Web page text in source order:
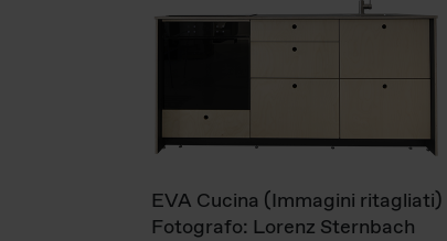
EVA Cucina (Immagini ritagliati)
Fotografo: Lorenz Sternbach